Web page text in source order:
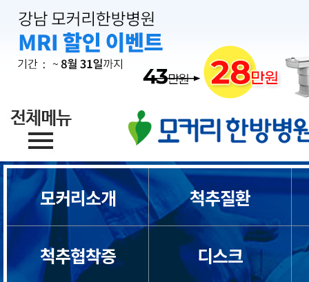
모커리소개 척추질환
척추협착증 디스크